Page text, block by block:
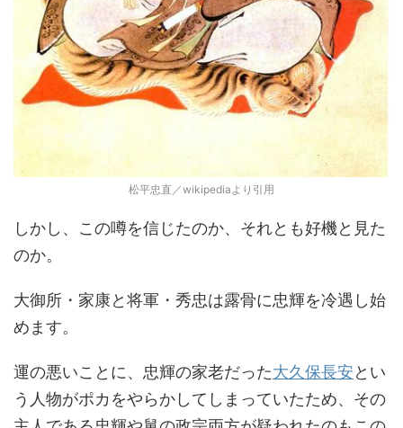
松平忠直／wikipediaより引用
しかし、この噂を信じたのか、それとも好機と見た
のか。
大御所・家康と将軍・秀忠は露骨に忠輝を冷遇し始
めます。
運の悪いことに、忠輝の家老だった大久保長安とい
う人物がポカをやらかしてしまっていたため、その